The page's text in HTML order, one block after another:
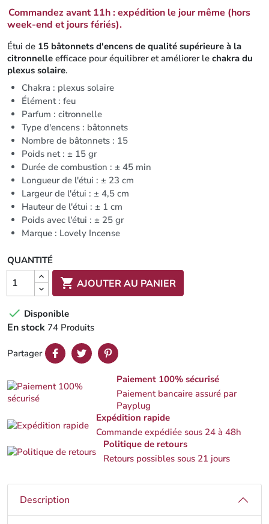
Commandez avant 11h : expédition le jour même (hors
week-end et jours fériés).
Étui de 15 bâtonnets d'encens de qualité supérieure à la
citronnelle efficace pour équilibrer et améliorer le chakra du
plexus solaire.
Chakra : plexus solaire
Élément : feu
Parfum : citronnelle
Type d'encens : bâtonnets
Nombre de bâtonnets : 15
Poids net : ± 15 gr
Durée de combustion : ± 45 min
Longueur de l'étui : ± 23 cm
Largeur de l'étui : ± 4,5 cm
Hauteur de l'étui : ± 1 cm
Poids avec l'étui : ± 25 gr
Marque : Lovely Incense
QUANTITÉ
 AJOUTER AU PANIER
 Disponible
En stock 74 Produits
Partager
Paiement 100% sécurisé
Paiement bancaire assuré par
Payplug
Expédition rapide
Commande expédiée sous 24 à 48h
Politique de retours
Retours possibles sous 21 jours
Description